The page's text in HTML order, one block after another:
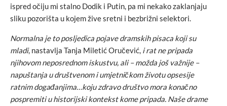
ispred očiju mi stalno Dodik i Putin, pa mi nekako zaklanjaju
sliku pozorišta u kojem žive sretni i bezbrižni selektori.
Normalna je to posljedica pojave dramskih pisaca koji su
mladi, nastavlja Tanja Miletić Oručević, i rat ne pripada
njihovom neposrednom iskustvu, ali – možda još važnije –
napuštanja u društvenom i umjetničkom životu opsesije
ratnim događanjima…koju zdravo društvo mora konačno
pospremiti u historijski kontekst kome pripada. Naše drame